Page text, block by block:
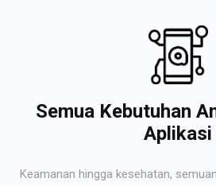
Semua Kebutuhan
Aplikasi
Keamanan hingga kesehatan,